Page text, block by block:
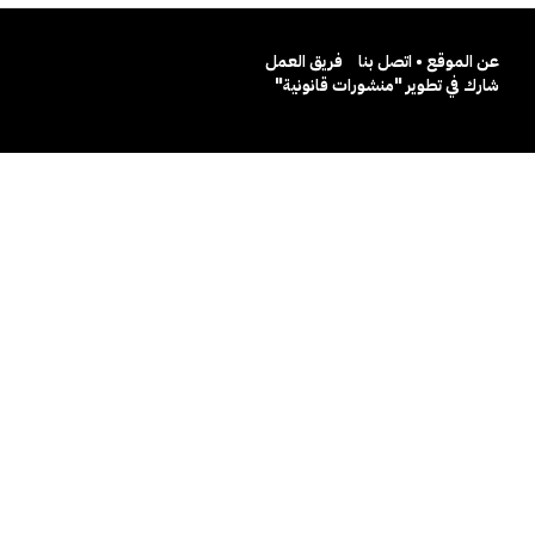
عن الموقع • اتصل بنا
فريق العمل
شارك في تطوير "منشورات قانونية"